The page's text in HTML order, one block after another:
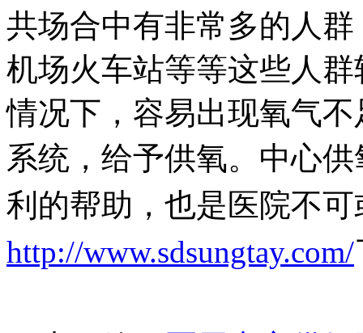
共场合中有非常多的人
机场火车站等等这些人
情况下，容易出现氧气
系统，给予供氧。 中心
利的帮助，也是医院不
http://www.sdsungtay.com/